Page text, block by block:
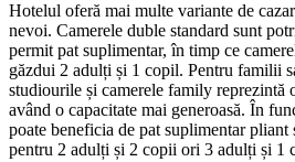
Hotelul oferă mai multe variante de
nevoi. Camerele duble standard sunt
permit pat suplimentar, în timp ce
găzdui 2 adulți și 1 copil. Pentru familii
studiourile și camerele family reprezintă
având o capacitate mai generoasă. În
poate beneficia de pat suplimentar
pentru 2 adulți și 2 copii ori 3 adulți și 1